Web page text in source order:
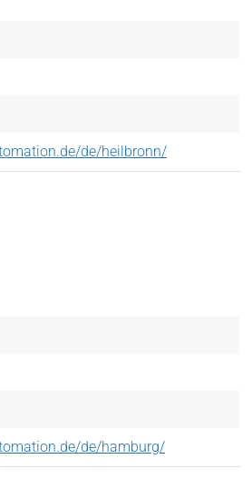
de/heilbronn/
de/hamburg/